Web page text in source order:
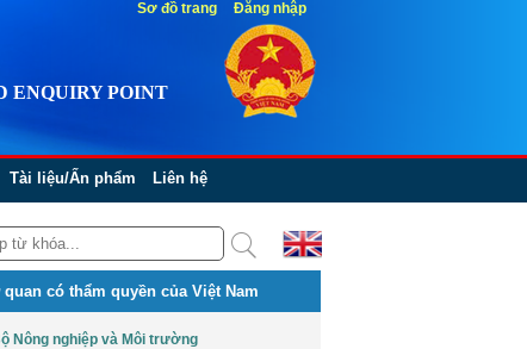
ENQUIRY POINT
Tài liệu/Ấn phẩm Liên hệ
quan có thẩm quyền của Việt Nam
Nông nghiệp và Môi trường
Sơ đồ trang Đăng nhập